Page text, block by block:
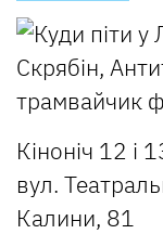
Кіноніч 12 і
вул.
Калини, 81